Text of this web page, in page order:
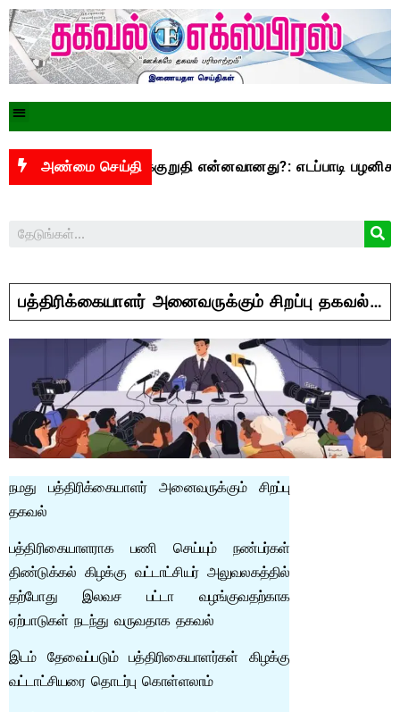
அண்மை செய்தி
என்ற வாக்குறுதி என்னவானது?: எடப்பாடி பழனிசாமி கேள்வி
பத்திரிக்கையாளர் அனைவருக்கும் சிறப்பு தகவல்…
நமது பத்திரிக்கையாளர் அனைவருக்கும் சிறப்பு
தகவல்
பத்திரிகையாளராக பணி செய்யும் நண்பர்கள்
திண்டுக்கல் கிழக்கு வட்டாட்சியர் அலுவலகத்தில்
தற்போது இலவச பட்டா வழங்குவதற்காக
ஏற்பாடுகள் நடந்து வருவதாக தகவல்
இடம் தேவைப்படும் பத்திரிகையாளர்கள் கிழக்கு
வட்டாட்சியரை தொடர்பு கொள்ளலாம்